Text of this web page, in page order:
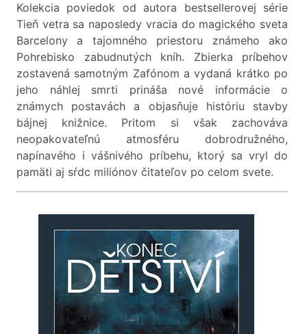
Kolekcia poviedok od autora bestsellerovej série
Tieň vetra sa naposledy vracia do magického sveta
Barcelony a tajomného priestoru známeho ako
Pohrebisko zabudnutých kníh. Zbierka príbehov
zostavená samotným Zafónom a vydaná krátko po
jeho náhlej smrti prináša nové informácie o
známych postavách a objasňuje históriu stavby
bájnej knižnice. Pritom si však zachováva
neopakovateľnú atmosféru dobrodružného,
napínavého i vášnivého príbehu, ktorý sa vryl do
pamäti aj sŕdc miliónov čitateľov po celom svete.